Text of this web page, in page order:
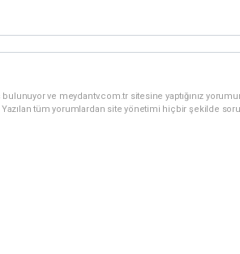
ve meydantv.com.tr sitesine yaptığınız
tüm yorumlardan site yönetimi hiçbir şekilde